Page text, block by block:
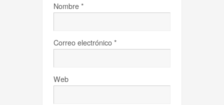
Nombre*
Correo electrónico*
Web